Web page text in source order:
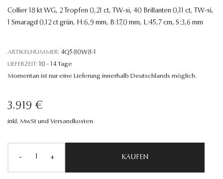
Collier 18 kt WG, 2 Tropfen 0,21 ct, TW-si, 40 Brillanten 0,11 ct, TW-si,
1 Smaragd 0,12 ct grün, H:6,9 mm, B:17,0 mm, L:45,7 cm, S:3,6 mm
ARTIKELNUMMER: 4Q580W8-1
LIEFERZEIT: 10 - 14 Tage
Momentan ist nur eine Lieferung innerhalb Deutschlands möglich.
3.919 €
inkl. MwSt und Versandkosten
- + KAUFEN